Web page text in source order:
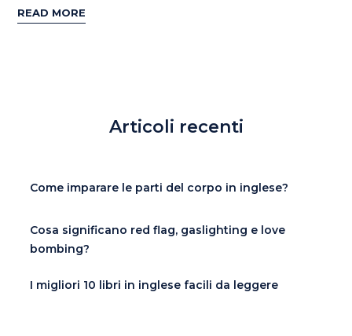
READ MORE
Articoli recenti
Come imparare le parti del corpo in inglese?
Cosa significano red flag, gaslighting e love
bombing?
I migliori 10 libri in inglese facili da leggere